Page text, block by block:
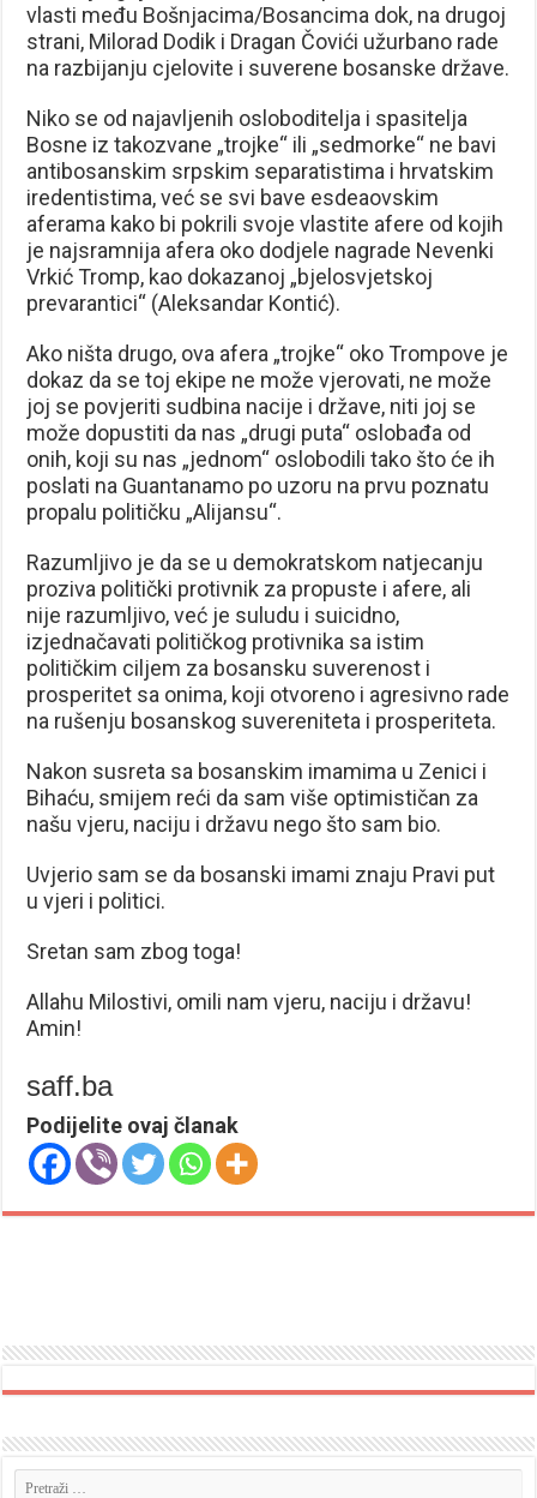
vlasti među Bošnjacima/Bosancima dok, na drugoj
strani, Milorad Dodik i Dragan Čovići užurbano rade
na razbijanju cjelovite i suverene bosanske države.
Niko se od najavljenih osloboditelja i spasitelja
Bosne iz takozvane „trojke“ ili „sedmorke“ ne bavi
antibosanskim srpskim separatistima i hrvatskim
iredentistima, već se svi bave esdeaovskim
aferama kako bi pokrili svoje vlastite afere od kojih
je najsramnija afera oko dodjele nagrade Nevenki
Vrkić Tromp, kao dokazanoj „bjelosvjetskoj
prevarantici“ (Aleksandar Kontić).
Ako ništa drugo, ova afera „trojke“ oko Trompove je
dokaz da se toj ekipe ne može vjerovati, ne može
joj se povjeriti sudbina nacije i države, niti joj se
može dopustiti da nas „drugi puta“ oslobađa od
onih, koji su nas „jednom“ oslobodili tako što će ih
poslati na Guantanamo po uzoru na prvu poznatu
propalu političku „Alijansu“.
Razumljivo je da se u demokratskom natjecanju
proziva politički protivnik za propuste i afere, ali
nije razumljivo, već je suludu i suicidno,
izjednačavati političkog protivnika sa istim
političkim ciljem za bosansku suverenost i
prosperitet sa onima, koji otvoreno i agresivno rade
na rušenju bosanskog suvereniteta i prosperiteta.
Nakon susreta sa bosanskim imamima u Zenici i
Bihaću, smijem reći da sam više optimističan za
našu vjeru, naciju i državu nego što sam bio.
Uvjerio sam se da bosanski imami znaju Pravi put
u vjeri i politici.
Sretan sam zbog toga!
Allahu Milostivi, omili nam vjeru, naciju i državu!
Amin!
saff.ba
Podijelite ovaj članak